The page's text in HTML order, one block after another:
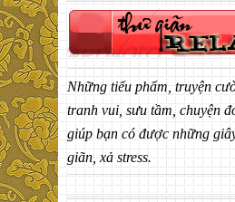
Những tiểu phẩm, truyện
tranh vui, sưu tầm, chuyện
giúp bạn có được những
giãn, xả stress.